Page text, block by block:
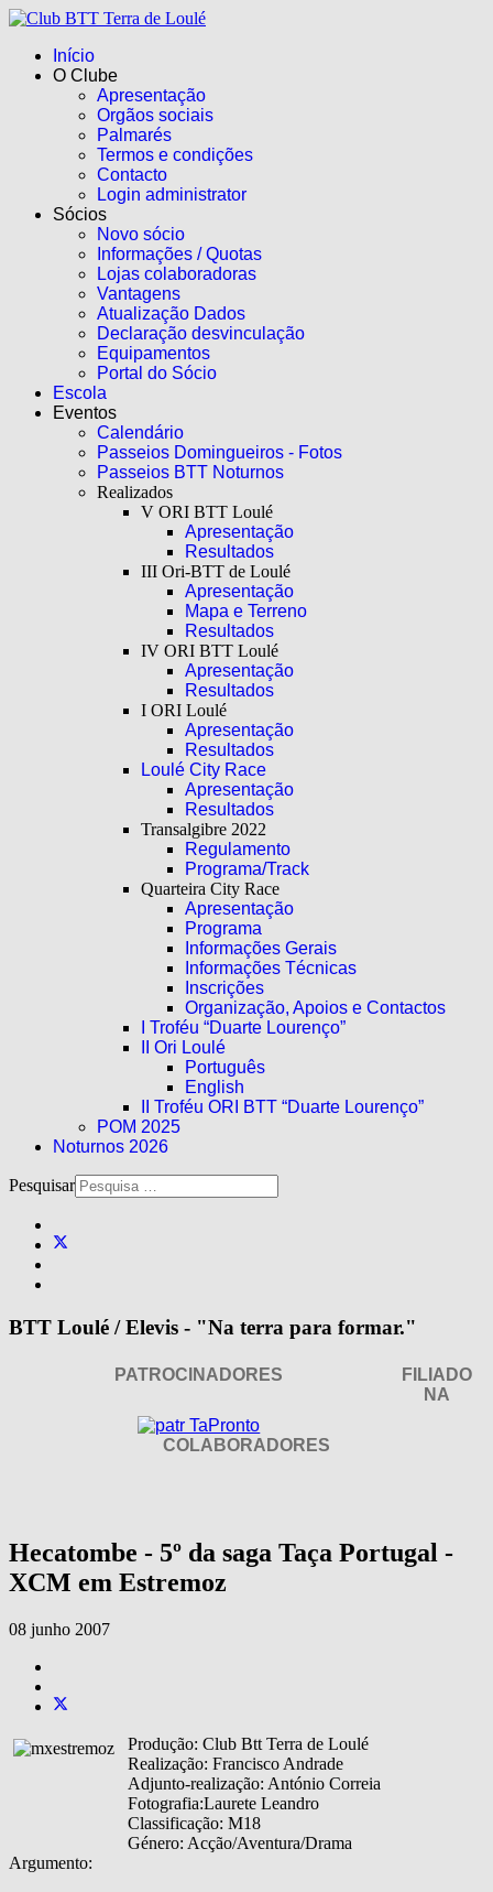
Início
O Clube
Apresentação
Orgãos sociais
Palmarés
Termos e condições
Contacto
Login administrator
Sócios
Novo sócio
Informações / Quotas
Lojas colaboradoras
Vantagens
Atualização Dados
Declaração desvinculação
Equipamentos
Portal do Sócio
Escola
Eventos
Calendário
Passeios Domingueiros - Fotos
Passeios BTT Noturnos
Realizados
V ORI BTT Loulé
Apresentação
Resultados
III Ori-BTT de Loulé
Apresentação
Mapa e Terreno
Resultados
IV ORI BTT Loulé
Apresentação
Resultados
I ORI Loulé
Apresentação
Resultados
Loulé City Race
Apresentação
Resultados
Transalgibre 2022
Regulamento
Programa/Track
Quarteira City Race
Apresentação
Programa
Informações Gerais
Informações Técnicas
Inscrições
Organização, Apoios e Contactos
I Troféu “Duarte Lourenço”
II Ori Loulé
Português
English
II Troféu ORI BTT “Duarte Lourenço”
POM 2025
Noturnos 2026
Pesquisar
BTT Loulé / Elevis - "Na terra para formar."
PATROCINADORES
FILIADO
NA
COLABORADORES
Hecatombe - 5º da saga Taça Portugal -
XCM em Estremoz
08 junho 2007
Produção: Club Btt Terra de Loulé
Realização: Francisco Andrade
Adjunto-realização: António Correia
Fotografia:Laurete Leandro
Classificação: M18
Género: Acção/Aventura/Drama
Argumento: